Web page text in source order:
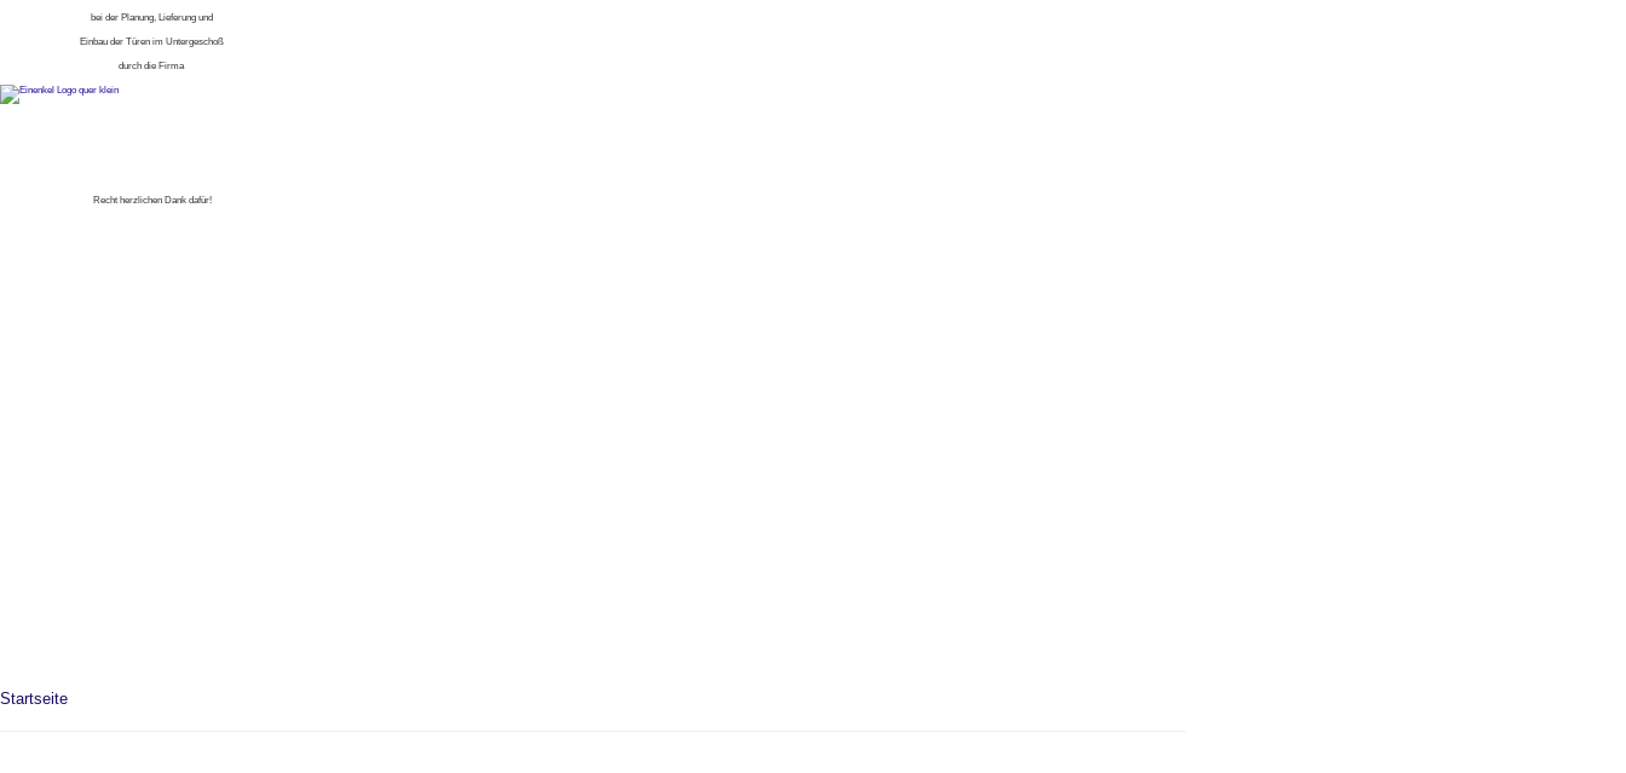
bei der Planung, Lieferung und
Einbau der Türen im Untergeschoß
durch die Firma
Recht herzlichen Dank dafür!
Startseite